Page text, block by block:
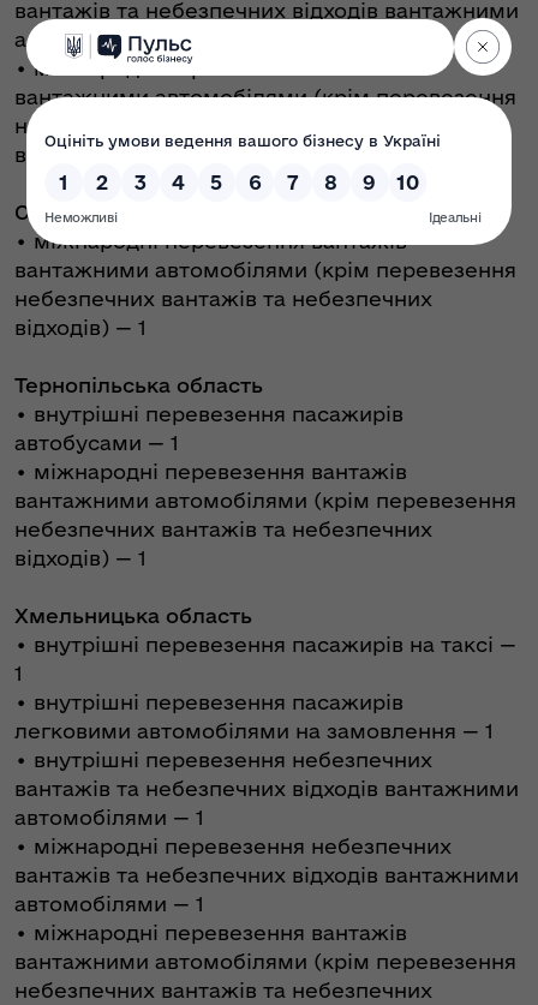
вантажів та небезпечних відходів вантажними
автомобілями — 1
•⁠ міжнародні перевезення вантажів
вантажними автомобілями (крім перевезення
небезпечних вантажів та небезпечних
відходів) — 1
Одеська область
•⁠ міжнародні перевезення вантажів
вантажними автомобілями (крім перевезення
небезпечних вантажів та небезпечних
відходів) — 1
Тернопільська область
•⁠ внутрішні перевезення пасажирів
автобусами — 1
•⁠ міжнародні перевезення вантажів
вантажними автомобілями (крім перевезення
небезпечних вантажів та небезпечних
відходів) — 1
Хмельницька область
•⁠ внутрішні перевезення пасажирів на таксі —
1
•⁠ внутрішні перевезення пасажирів
легковими автомобілями на замовлення — 1
•⁠ внутрішні перевезення небезпечних
вантажів та небезпечних відходів вантажними
автомобілями — 1
•⁠ міжнародні перевезення небезпечних
вантажів та небезпечних відходів вантажними
автомобілями — 1
•⁠ міжнародні перевезення вантажів
вантажними автомобілями (крім перевезення
небезпечних вантажів та небезпечних